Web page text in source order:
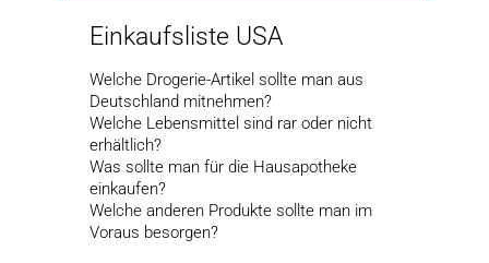
Einkaufsliste USA
Welche Drogerie-Artikel sollte man aus
Deutschland mitnehmen?
Welche Lebensmittel sind rar oder nicht
erhältlich?
Was sollte man für die Hausapotheke
einkaufen?
Welche anderen Produkte sollte man im
Voraus besorgen?